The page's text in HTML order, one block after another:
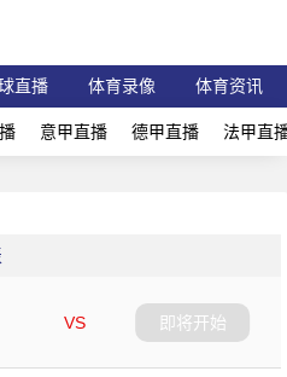
直播 体育录像 体育资讯
意甲直播 德甲直播 法甲直
VS
即将开始